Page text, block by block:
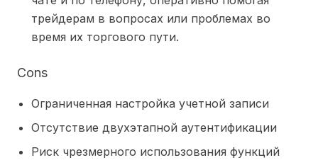
трейдерам в вопросах или проблемах во
время их торгового пути.
Cons
Ограниченная настройка учетной записи
Отсутствие двухэтапной аутентификации
Риск чрезмерного использования функций